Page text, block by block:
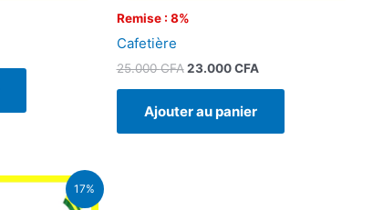
Remise : 8%
Cafetière
25.000CFA 23.000CFA
Ajouter au panier
17%
Le